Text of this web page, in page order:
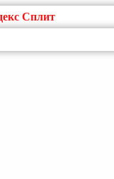
Сплит